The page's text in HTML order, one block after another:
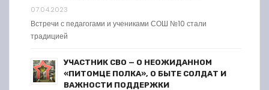
07.04.2023
Встречи с педагогами и учениками СОШ №10 стали
традицией
УЧАСТНИК СВО — О НЕОЖИДАННОМ
«ПИТОМЦЕ ПОЛКА», О БЫТЕ СОЛДАТ И
ВАЖНОСТИ ПОДДЕРЖКИ